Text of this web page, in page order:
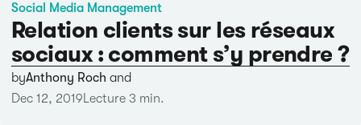
Social Media Management
Relation clients sur les réseaux
sociaux : comment s’y prendre ?
byAnthony Roch and
Dec 12, 2019Lecture 3 min.